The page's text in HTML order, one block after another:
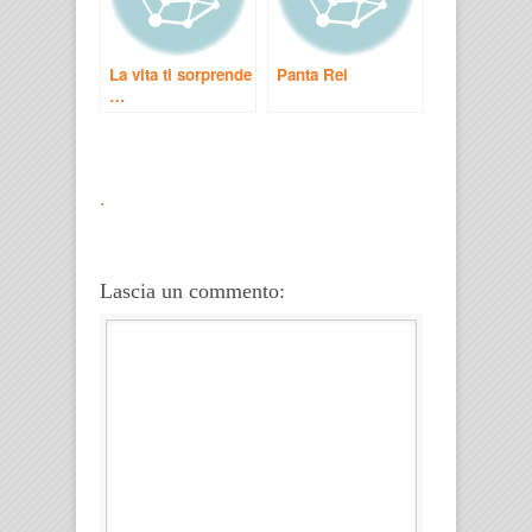
La vita ti sorprende
…
Panta Rei
.
Lascia un commento: